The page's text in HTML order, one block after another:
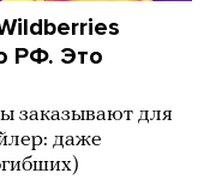
РФ. Это
заказывают для
даже